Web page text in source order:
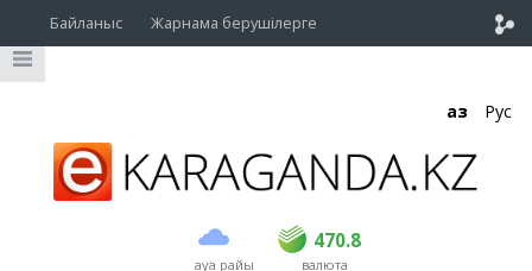
Байланыс Жарнама берушілерге
Қаз Рус
ауа райы
470.8
USD 468.5 470.8
валюта